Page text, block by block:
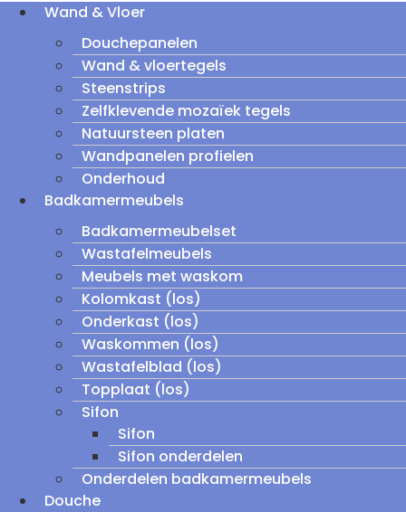
Wand & Vloer
Douchepanelen
Wand & vloertegels
Steenstrips
Zelfklevende mozaïek tegels
Natuursteen platen
Wandpanelen profielen
Onderhoud
Badkamermeubels
Badkamermeubelset
Wastafelmeubels
Meubels met waskom
Kolomkast (los)
Onderkast (los)
Waskommen (los)
Wastafelblad (los)
Topplaat (los)
Sifon
Sifon
Sifon onderdelen
Onderdelen badkamermeubels
Douche